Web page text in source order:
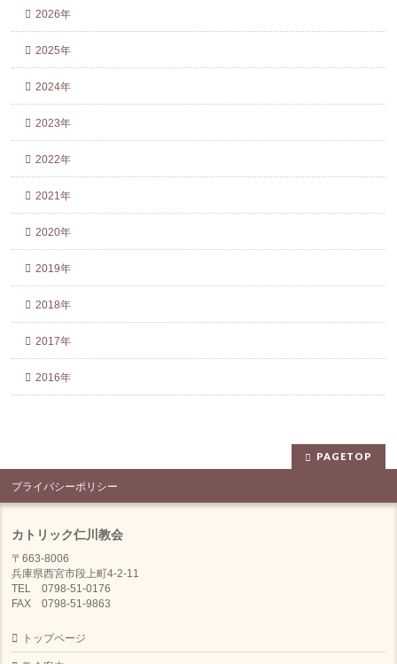
2026年
2025年
2024年
2023年
2022年
2021年
2020年
2019年
2018年
2017年
2016年
PAGETOP
プライバシーポリシー
カトリック仁川教会
〒663-8006
兵庫県西宮市段上町4-2-11
TEL 0798-51-0176
FAX 0798-51-9863
トップページ